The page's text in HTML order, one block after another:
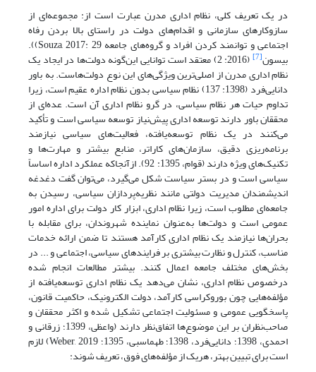
در یک تعریف کلی، نظام اداری مدرن عبارت است از: مجموعه‌ای از
ساز‌و‌کارهای سازمانی و اقدام‌های دولت در راستای بالا بردن رفاه
اجتماعی و توانمند کردن افراد و گروه‌های جامعه Souza, 2017: 29)).
بیسون[7] (2016: 2) معتقد است توانایی این‌گونه دولت‌ها در ایجاد یک
نظام اداری مدرن از اصلی‌ترین ویژگی‌های این نوع دولت‌هاست. به باور
دانایی‌فرد (1398: 137) نظام سیاسی بدون نظام اداره عقیم است، زیرا
تداوم حیات هر نظام سیاسی، در گرو نظام اداری آن است. عده‌ای از
محققان باور دارند توسعه اداری پیش‌نیاز توسعه سیاسی است و تأکید
می‌کنند در یک نظام توسعه‌یافته، فعالیت‌های سیاسی نیازمند
برنامه‌ریزی دقیق، سازمان‌های کاراتر، منابع بیشتر و مهارت‌ها و
تکنیک‌های ویژه دارند (قوام، 1395: 92). از‌آنجا‌که عملکرد اداره اساساً
سیاسی است و در بستر سیاست شکل می‌گیرد، می‌توان گفت دغدغه
اندیشمندان مدیریت دولتی مانند نظریه‌پردازان سیاسی، رسیدن به
جامعه‌ای مطلوب است، زیرا نظام اداری، ابزار کار دولت برای اداره امور
عمومی است و دولت‌ها به‌عنوان نماینده شهروندان، برای مقابله با
بحران‌ها نیازمند یک نظام اداری کارآمد هستند تا ضمن ارائه خدمات
مناسب، کنترل و نظارت بیشتری بر فرایندهای سیاسی، اجتماعی و ... در
بخش‌های مختلف جامعه اعمال کنند. بیشتر مطالعات انجام شده
درخصوص نظام اداری، نشان می‌دهد یک نظام اداری توسعه‌یافته از
مؤلفه‌هایی چون بوروکراسی کارآمد، دولت الکترونیک، حاکمیت قانون،
پاسخگویی عمومی و مسئولیت اجتماعی تشکیل شده و اکثر محققان و
صاحب‌نظران بر این موضوع‌ها اتفاق‌نظر دارند (واعظی، 1399؛ زرقانی و
احمدی، 1398؛ دانایی‌فرد، 1398؛ طهماسبی، 1395؛ Weber, 2019) لازم
است برای تبیین بهتر، هریک از مؤلفه‌های فوق، تعریف شوند: